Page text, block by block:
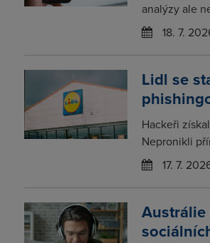
analýzy ale
18. 7.
Lidl se
Hackeři
Nepronikli
17. 7.
Austrálie